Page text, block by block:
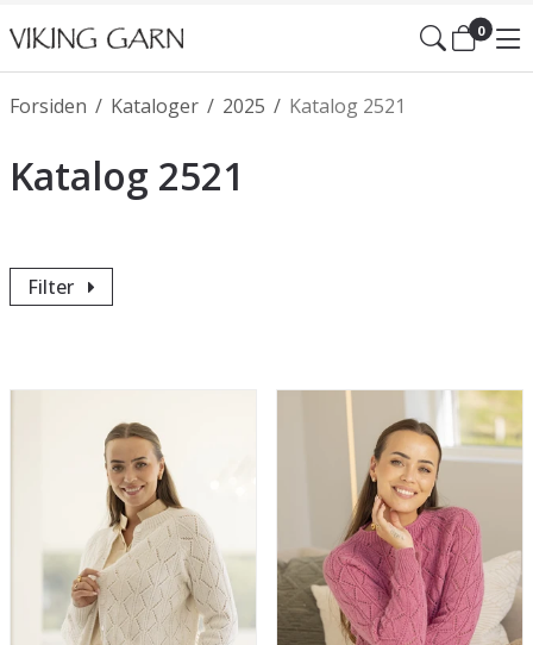
0
/
Forsiden /
Kataloger /
2025 Katalog 2521
Katalog 2521
Filter